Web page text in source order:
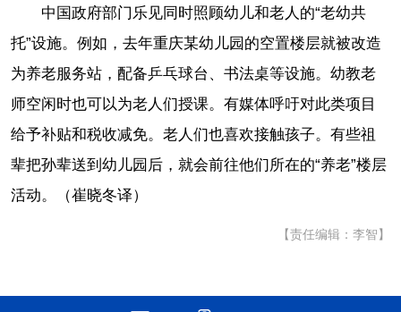
中国政府部门乐见同时照顾幼儿和老人的“老幼共
托”设施。例如，去年重庆某幼儿园的空置楼层就被改造
为养老服务站，配备乒乓球台、书法桌等设施。幼教老
师空闲时也可以为老人们授课。有媒体呼吁对此类项目
给予补贴和税收减免。老人们也喜欢接触孩子。有些祖
辈把孙辈送到幼儿园后，就会前往他们所在的“养老”楼层
活动。（崔晓冬译）
【责任编辑：李智】